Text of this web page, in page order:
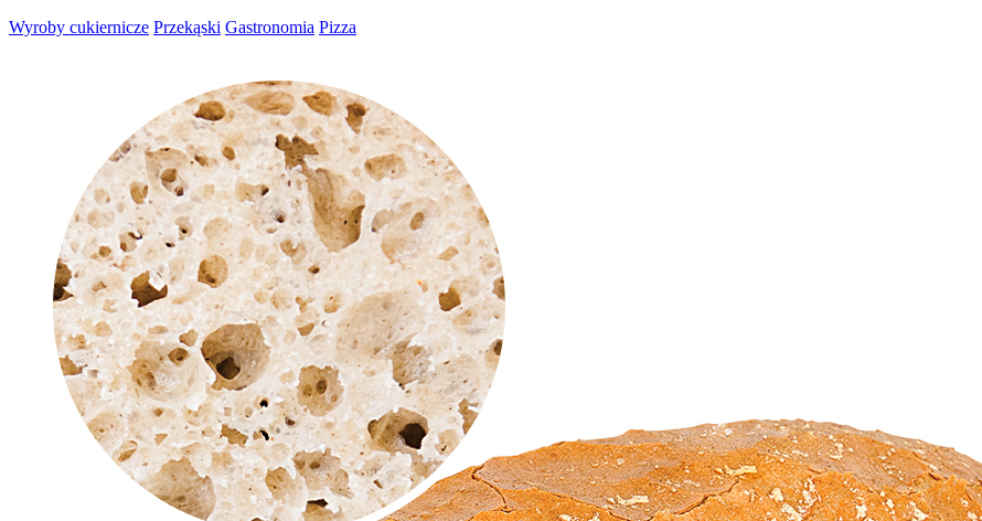
Wyroby cukiernicze Przekąski Gastronomia Pizza